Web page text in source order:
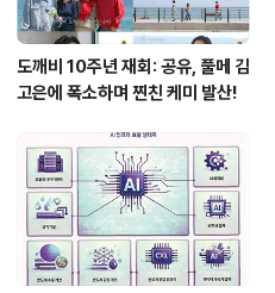
도깨비 10주년 재회: 공유, 풀메 김
고은에 폭소하며 찐친 케미 발산!